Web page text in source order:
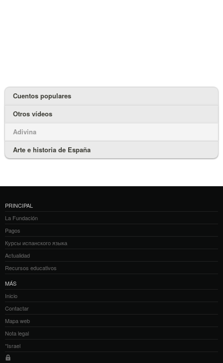
Cuentos populares
Otros vídeos
Adivina
Arte e historia de España
PRINCIPAL
La Fundación
Pagos
Курсы испанского языка
Actualidad
Recursos educativos
MÁS
Inicio
Contactar
Mapa web
Nota legal
*Israel